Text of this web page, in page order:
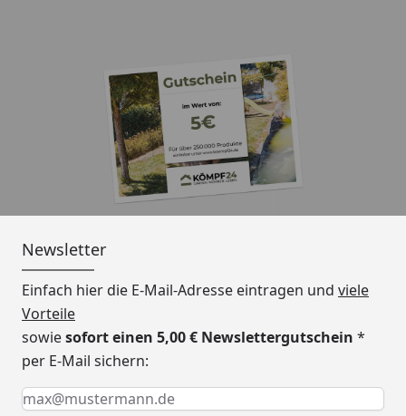
Newsletter
Einfach hier die E-Mail-Adresse eintragen und viele
Vorteile
sowiesofort einen 5,00 € Newslettergutschein *
per E-Mail sichern:
Keine Eingabe erforderlich
Eingabe erforderlich
E-Mail *